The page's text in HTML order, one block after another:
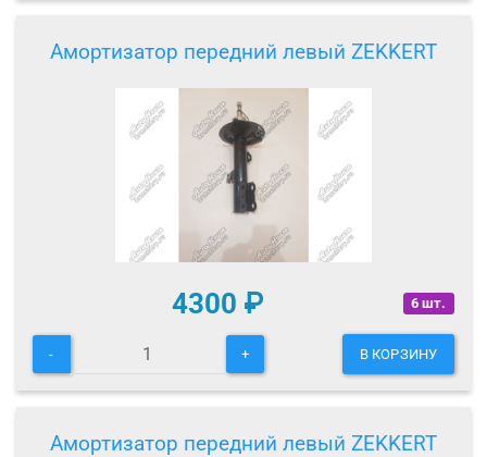
Амортизатор передний левый ZEKKERT
6 шт.
4300 ₽
- + В КОРЗИНУ
Амортизатор передний левый ZEKKERT